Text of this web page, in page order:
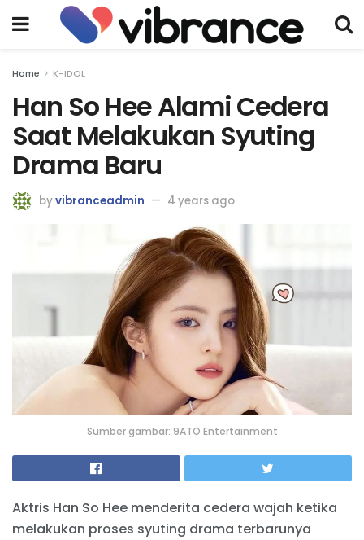
Home K-IDOL
Han So Hee Alami Cedera
Saat Melakukan Syuting
Drama Baru
byvibranceadmin 4 years ago
Sumber gambar: 9ATO Entertainment
Aktris Han So Hee menderita cedera wajah ketika
melakukan proses syuting drama terbarunya